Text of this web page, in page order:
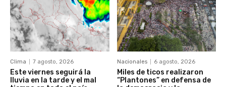
Clima 7 agosto, 2026
Este viernes seguirá la
lluvia en la tarde y el mal
Nacionales 6 agosto, 2026
Miles de ticos realizaron
“Plantones” en defensa de